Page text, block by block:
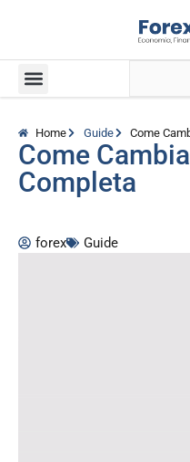
Home Guide Come
Come
Completa
forex Guide